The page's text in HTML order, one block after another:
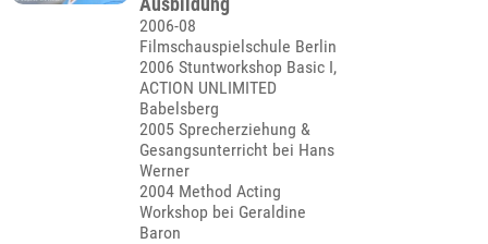
2006-08
Filmschauspielschule Berlin
2006 Stuntworkshop Basic I,
ACTION UNLIMITED
Babelsberg
2005 Sprecherziehung &
Gesangsunterricht bei Hans
Werner
2004 Method Acting
Workshop bei Geraldine
Baron